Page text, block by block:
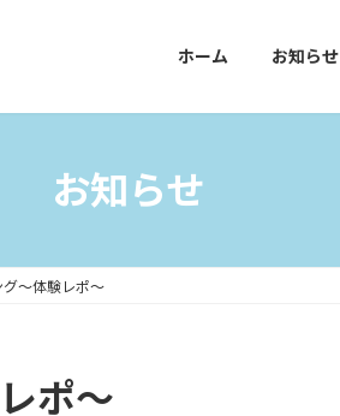
ホーム お知らせ
お知らせ
～体験レポ～
ポ～